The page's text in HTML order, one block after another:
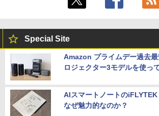
Special Site
Amazon プライムデー過去
ロジェクター3モデルを使っ
AIスマートノートの
なぜ魅力的なのか？